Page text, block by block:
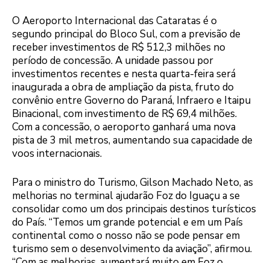
O Aeroporto Internacional das Cataratas é o
segundo principal do Bloco Sul, com a previsão de
receber investimentos de R$ 512,3 milhões no
período de concessão. A unidade passou por
investimentos recentes e nesta quarta-feira será
inaugurada a obra de ampliação da pista, fruto do
convênio entre Governo do Paraná, Infraero e Itaipu
Binacional, com investimento de R$ 69,4 milhões.
Com a concessão, o aeroporto ganhará uma nova
pista de 3 mil metros, aumentando sua capacidade de
voos internacionais.
Para o ministro do Turismo, Gilson Machado Neto, as
melhorias no terminal ajudarão Foz do Iguaçu a se
consolidar como um dos principais destinos turísticos
do País. “Temos um grande potencial e em um País
continental como o nosso não se pode pensar em
turismo sem o desenvolvimento da aviação”, afirmou.